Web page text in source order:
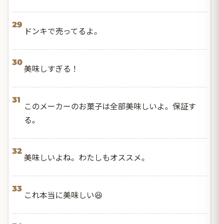
29
ドンキで売ってるよ。
30
美味しすぎる！
31
このメーカーのお菓子は全部美味しいよ。保証す
る。
32
美味しいよね。わたしもオススメ。
33
これ本当に美味しい😆